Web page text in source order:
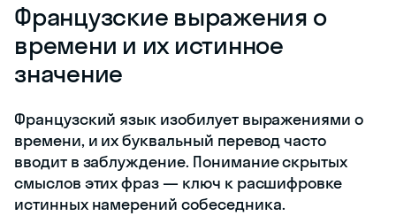
Французские выражения о
времени и их истинное
значение
Французский язык изобилует выражениями о
времени, и их буквальный перевод часто
вводит в заблуждение. Понимание скрытых
смыслов этих фраз — ключ к расшифровке
истинных намерений собеседника.